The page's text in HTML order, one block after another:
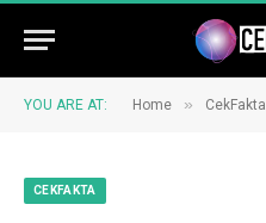
YOU ARE AT: Home » CekFakta
CEKFAKTA